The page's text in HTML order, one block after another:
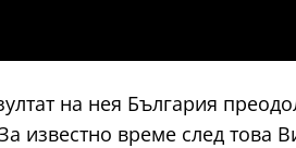
на нея България
известно време след това